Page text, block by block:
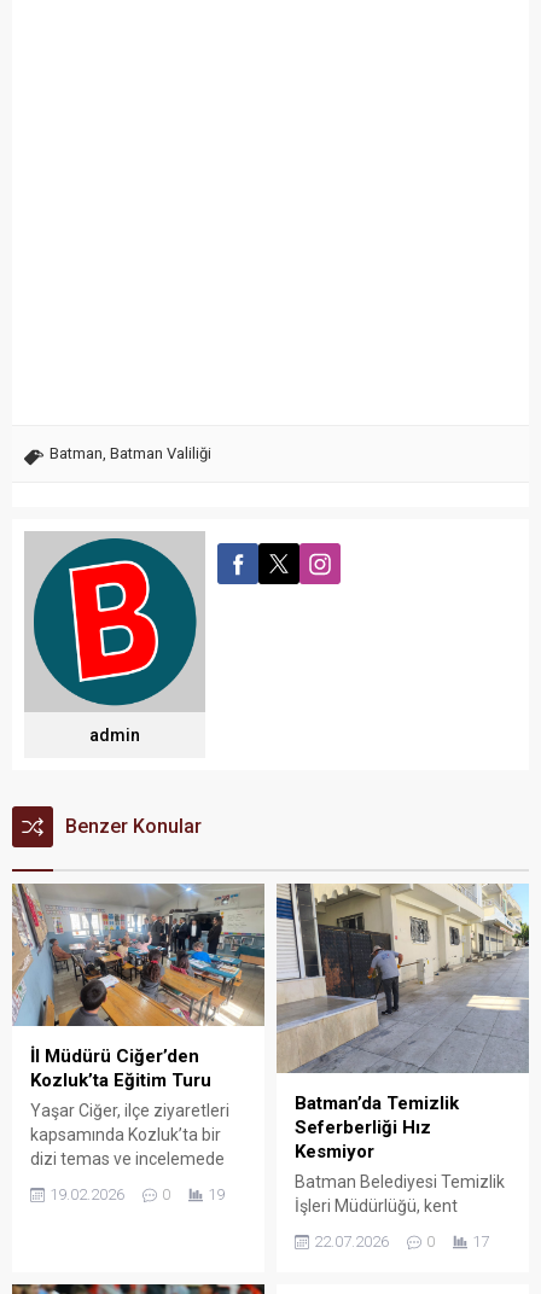
Batman, Batman Valiliği
admin
Benzer Konular
İl Müdürü Ciğer’den
Kozluk’ta Eğitim Turu
Yaşar Ciğer, ilçe ziyaretleri
kapsamında Kozluk’ta bir
dizi temas ve incelemede
ilçe milli eğitim müdürleri ve
19.02.2026 0 19
Batman’da Temizlik
Seferberliği Hız
Kesmiyor
Batman Belediyesi Temizlik
İşleri Müdürlüğü, kent
daha temiz, hijyenik ve
22.07.2026 0 17